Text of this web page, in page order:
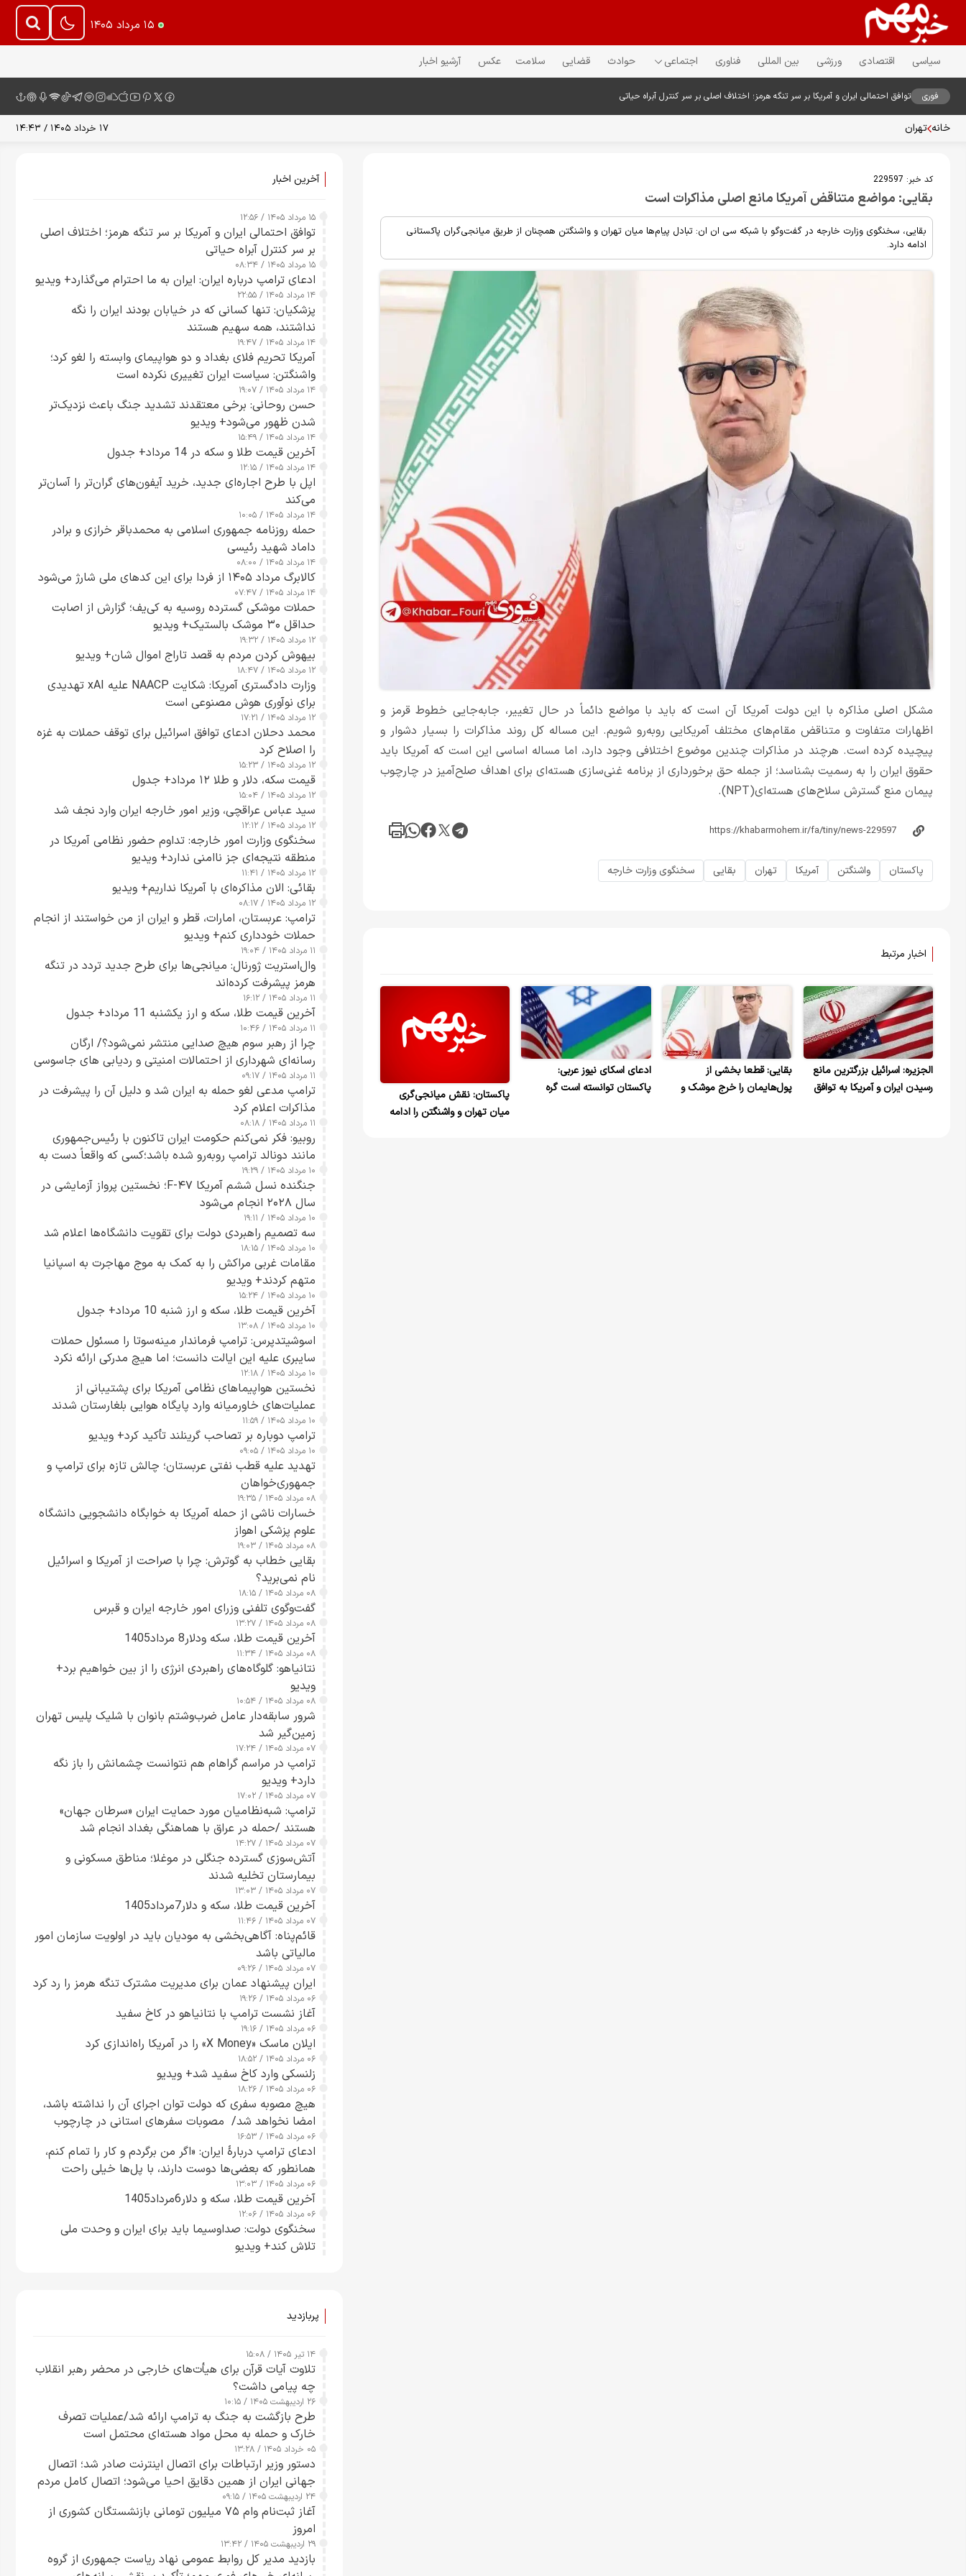
۱۵ مرداد ۱۴۰۵
سیاسی اقتصادی ورزشی بین المللی فناوری اجتماعی حوادث قضایی سلامت عکس آرشیو اخبار
فوری توافق احتمالی ایران و آمریکا بر سر تنگه هرمز؛ اختلاف اصلی بر سر کنترل آبراه حیاتی
خانه تهران ۱۷ خرداد ۱۴۰۵ / ۱۴:۴۳
کد خبر: 229597
بقایی: مواضع متناقض آمریکا مانع اصلی مذاکرات است
بقایی، سخنگوی وزارت خارجه در گفت‌وگو با شبکه سی ان ان: تبادل پیام‌ها میان تهران و واشنگتن همچنان از طریق میانجی‌گران پاکستانی
ادامه دارد.
مشکل اصلی مذاکره با این دولت آمریکا آن است که باید با مواضع دائماً در حال تغییر، جابه‌جایی خطوط قرمز و
اظهارات متفاوت و متناقض مقام‌های مختلف آمریکایی روبه‌رو شویم. این مساله کل روند مذاکرات را بسیار دشوار و
پیچیده کرده است. هرچند در مذاکرات چندین موضوع اختلافی وجود دارد، اما مساله اساسی این است که آمریکا باید
حقوق ایران را به رسمیت بشناسد؛ از جمله حق برخورداری از برنامه غنی‌سازی هسته‌ای برای اهداف صلح‌آمیز در چارچوب
پیمان منع گسترش سلاح‌های هسته‌ای(NPT).
پاکستان واشنگتن آمریکا تهران بقایی سخنگوی وزارت خارجه
اخبار مرتبط
الجزیره: اسرائیل بزرگترین مانع
رسیدن ایران و آمریکا به توافق
بقایی: قطعا بخشی از
پول‌هایمان را خرج موشک و
ادعای اسکای نیوز عربی:
پاکستان توانسته است گره
پاکستان: نقش میانجی‌گری
میان تهران و واشنگتن را ادامه
آخرین اخبار
۱۵ مرداد ۱۴۰۵ / ۱۲:۵۶
توافق احتمالی ایران و آمریکا بر سر تنگه هرمز؛ اختلاف اصلی
بر سر کنترل آبراه حیاتی
۱۵ مرداد ۱۴۰۵ / ۰۸:۳۴
ادعای ترامپ درباره ایران: ایران به ما احترام می‌گذارد+ ویدیو
۱۴ مرداد ۱۴۰۵ / ۲۲:۵۵
پزشکیان: تنها کسانی که در خیابان بودند ایران را نگه
نداشتند، همه سهیم هستند
۱۴ مرداد ۱۴۰۵ / ۱۹:۴۷
آمریکا تحریم فلای بغداد و دو هواپیمای وابسته را لغو کرد؛
واشنگتن: سیاست ایران تغییری نکرده است
۱۴ مرداد ۱۴۰۵ / ۱۹:۰۷
حسن روحانی: برخی معتقدند تشدید جنگ باعث نزدیک‌تر
شدن ظهور می‌شود+ ویدیو
۱۴ مرداد ۱۴۰۵ / ۱۵:۴۹
آخرین قیمت طلا و سکه در 14 مرداد+ جدول
۱۴ مرداد ۱۴۰۵ / ۱۲:۱۵
اپل با طرح اجاره‌ای جدید، خرید آیفون‌های گران‌تر را آسان‌تر
می‌کند
۱۴ مرداد ۱۴۰۵ / ۱۰:۰۵
حمله روزنامه جمهوری اسلامی به محمدباقر خرازی و برادر
داماد شهید رئیسی
۱۴ مرداد ۱۴۰۵ / ۰۸:۰۰
کالابرگ مرداد ۱۴۰۵ از فردا برای این کدهای ملی شارژ می‌شود
۱۴ مرداد ۱۴۰۵ / ۰۷:۴۷
حملات موشکی گسترده روسیه به کی‌یف؛ گزارش از اصابت
حداقل ۳۰ موشک بالستیک+ ویدیو
۱۲ مرداد ۱۴۰۵ / ۱۹:۳۲
بیهوش کردن مردم به قصد تاراج اموال شان+ ویدیو
۱۲ مرداد ۱۴۰۵ / ۱۸:۴۷
وزارت دادگستری آمریکا: شکایت NAACP علیه xAI تهدیدی
برای نوآوری هوش مصنوعی است
۱۲ مرداد ۱۴۰۵ / ۱۷:۲۱
محمد دحلان ادعای توافق اسرائیل برای توقف حملات به غزه
را اصلاح کرد
۱۲ مرداد ۱۴۰۵ / ۱۵:۲۳
قیمت سکه، دلار و طلا ۱۲ مرداد+ جدول
۱۲ مرداد ۱۴۰۵ / ۱۵:۰۴
سید عباس عراقچی، وزیر امور خارجه ایران وارد نجف شد
۱۲ مرداد ۱۴۰۵ / ۱۲:۱۲
سخنگوی وزارت امور خارجه: تداوم حضور نظامی آمریکا در
منطقه نتیجه‌ای جز ناامنی ندارد+ ویدیو
۱۲ مرداد ۱۴۰۵ / ۱۱:۴۱
بقائی: الان مذاکره‌ای با آمریکا نداریم+ ویدیو
۱۲ مرداد ۱۴۰۵ / ۰۸:۱۷
ترامپ: عربستان، امارات، قطر و ایران از من خواستند از انجام
حملات خودداری کنم+ ویدیو
۱۱ مرداد ۱۴۰۵ / ۱۹:۰۴
وال‌استریت ژورنال: میانجی‌ها برای طرح جدید تردد در تنگه
هرمز پیشرفت کرده‌اند
۱۱ مرداد ۱۴۰۵ / ۱۶:۱۲
آخرین قیمت طلا، سکه و ارز یکشنبه 11 مرداد+ جدول
۱۱ مرداد ۱۴۰۵ / ۱۰:۴۶
چرا از رهبر سوم هیچ صدایی منتشر نمی‌شود؟/ ارگان
رسانه‌ای شهرداری از احتمالات امنیتی و ردیابی های جاسوسی
گفت
۱۱ مرداد ۱۴۰۵ / ۰۹:۱۷
ترامپ مدعی لغو حمله به ایران شد و دلیل آن را پیشرفت در
مذاکرات اعلام کرد
۱۱ مرداد ۱۴۰۵ / ۰۸:۱۸
روبیو: فکر نمی‌کنم حکومت ایران تاکنون با رئیس‌جمهوری
مانند دونالد ترامپ روبه‌رو شده باشد؛کسی که واقعاً دست به
اقدام می‌زند
۱۰ مرداد ۱۴۰۵ / ۱۹:۲۹
جنگنده نسل ششم آمریکا F-۴۷؛ نخستین پرواز آزمایشی در
سال ۲۰۲۸ انجام می‌شود
۱۰ مرداد ۱۴۰۵ / ۱۹:۱۱
سه تصمیم راهبردی دولت برای تقویت دانشگاه‌ها اعلام شد
۱۰ مرداد ۱۴۰۵ / ۱۸:۱۵
مقامات غربی مراکش را به کمک به موج مهاجرت به اسپانیا
متهم کردند+ ویدیو
۱۰ مرداد ۱۴۰۵ / ۱۵:۲۴
آخرین قیمت طلا، سکه و ارز شنبه 10 مرداد+ جدول
۱۰ مرداد ۱۴۰۵ / ۱۳:۰۸
اسوشیتدپرس: ترامپ فرماندار مینه‌سوتا را مسئول حملات
سایبری علیه این ایالت دانست؛ اما هیچ مدرکی ارائه نکرد
۱۰ مرداد ۱۴۰۵ / ۱۲:۱۸
نخستین هواپیماهای نظامی آمریکا برای پشتیبانی از
عملیات‌های خاورمیانه وارد پایگاه هوایی بلغارستان شدند
۱۰ مرداد ۱۴۰۵ / ۱۱:۵۹
ترامپ دوباره بر تصاحب گرینلند تأکید کرد+ ویدیو
۱۰ مرداد ۱۴۰۵ / ۰۹:۰۵
تهدید علیه قطب نفتی عربستان؛ چالش تازه برای ترامپ و
جمهوری‌خواهان
۰۸ مرداد ۱۴۰۵ / ۱۹:۳۵
خسارات ناشی از حمله آمریکا به خوابگاه دانشجویی دانشگاه
علوم پزشکی اهواز
۰۸ مرداد ۱۴۰۵ / ۱۹:۰۳
بقایی خطاب به گوترش: چرا با صراحت از آمریکا و اسرائیل
نام نمی‌برید؟
۰۸ مرداد ۱۴۰۵ / ۱۸:۱۵
گفت‌وگوی تلفنی وزرای امور خارجه ایران و قبرس
۰۸ مرداد ۱۴۰۵ / ۱۳:۲۷
آخرین قیمت طلا، سکه ودلار8 مرداد1405
۰۸ مرداد ۱۴۰۵ / ۱۱:۳۴
نتانیاهو: گلوگاه‌های راهبردی انرژی را از بین خواهیم برد+
ویدیو
۰۸ مرداد ۱۴۰۵ / ۱۰:۵۴
شرور سابقه‌دار عامل ضرب‌وشتم بانوان با شلیک پلیس تهران
زمین‌گیر شد
۰۷ مرداد ۱۴۰۵ / ۱۷:۲۴
ترامپ در مراسم گراهام هم نتوانست چشمانش را باز نگه
دارد+ ویدیو
۰۷ مرداد ۱۴۰۵ / ۱۷:۰۲
ترامپ: شبه‌نظامیان مورد حمایت ایران «سرطان جهان»
هستند /حمله در عراق با هماهنگی بغداد انجام شد
۰۷ مرداد ۱۴۰۵ / ۱۴:۲۷
آتش‌سوزی گسترده جنگلی در موغلا؛ مناطق مسکونی و
بیمارستان تخلیه شدند
۰۷ مرداد ۱۴۰۵ / ۱۳:۰۳
آخرین قیمت طلا، سکه و دلار7مرداد1405
۰۷ مرداد ۱۴۰۵ / ۱۱:۴۶
قائم‌پناه: آگاهی‌بخشی به مودیان باید در اولویت سازمان امور
مالیاتی باشد
۰۷ مرداد ۱۴۰۵ / ۰۹:۲۶
ایران پیشنهاد عمان برای مدیریت مشترک تنگه هرمز را رد کرد
۰۶ مرداد ۱۴۰۵ / ۱۹:۲۶
آغاز نشست ترامپ با نتانیاهو در کاخ سفید
۰۶ مرداد ۱۴۰۵ / ۱۹:۱۶
ایلان ماسک «X Money» را در آمریکا راه‌اندازی کرد
۰۶ مرداد ۱۴۰۵ / ۱۸:۵۲
زلنسکی وارد کاخ سفید شد+ ویدیو
۰۶ مرداد ۱۴۰۵ / ۱۸:۲۶
هیچ مصوبه سفری که دولت توان اجرای آن را نداشته باشد،
امضا نخواهد شد/ مصوبات سفرهای استانی در چارچوب
قانون بودجه است+ عکس
۰۶ مرداد ۱۴۰۵ / ۱۶:۵۳
ادعای ترامپ دربارهٔ ایران: «اگر من برگردم و کار را تمام کنم،
همانطور که بعضی‌ها دوست دارند، با پل‌ها خیلی راحت
می‌توانم بیشتر پل‌هایشان را در کمتر از یک ساعت از بین
ببرم+ ویدیو
۰۶ مرداد ۱۴۰۵ / ۱۳:۰۳
آخرین قیمت طلا، سکه و دلار6مرداد1405
۰۶ مرداد ۱۴۰۵ / ۱۲:۰۶
سخنگوی دولت: صداوسیما باید برای ایران و وحدت ملی
تلاش کند+ ویدیو
پربازدید
۱۴ تیر ۱۴۰۵ / ۱۵:۰۸
تلاوت آیات قرآن برای هیأت‌های خارجی در محضر رهبر انقلاب
چه پیامی داشت؟
۲۶ اردیبهشت ۱۴۰۵ / ۱۰:۱۵
طرح‌ بازگشت به جنگ به ترامپ ارائه شد/عملیات تصرف
خارک و حمله به محل مواد هسته‌ای محتمل است
۰۵ خرداد ۱۴۰۵ / ۱۳:۲۸
دستور وزیر ارتباطات برای اتصال اینترنت صادر شد؛ اتصال
جهانی ایران از همین دقایق احیا می‌شود؛ اتصال کامل مردم
تا ۲۴ ساعت آینده
۲۴ اردیبهشت ۱۴۰۵ / ۰۹:۱۵
آغاز ثبت‌نام وام ۷۵ میلیون تومانی بازنشستگان کشوری از
امروز
۲۹ اردیبهشت ۱۴۰۵ / ۱۳:۴۲
بازدید مدیر کل روابط عمومی نهاد ریاست جمهوری از گروه